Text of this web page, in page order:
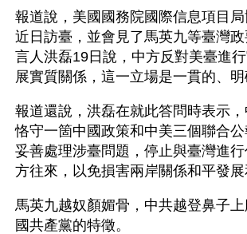
報道說，美國國務院國際信息項目
近日訪臺，並會見了馬英九等臺灣
言人洪磊19日說，中方反對美臺進
展實質關係，這一立場是一貫的、明
報道還說，洪磊在就此答問時表示
恪守一箇中國政策和中美三個聯合
妥善處理涉臺問題，停止與臺灣進
方往來，以免損害兩岸關係和平發展
馬英九越奴顏媚骨，中共越登鼻子
國共產黨的特徵。